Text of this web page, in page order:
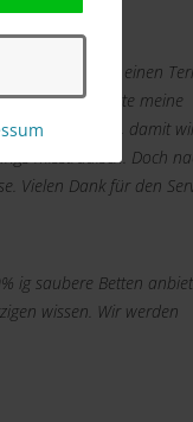
machte ich einen
Arbeit. Er reinigte meine
neuen Termin, damit
misstrauisch. Doch
Vielen Dank für den
ig saubere Betten
wissen. Wir werden